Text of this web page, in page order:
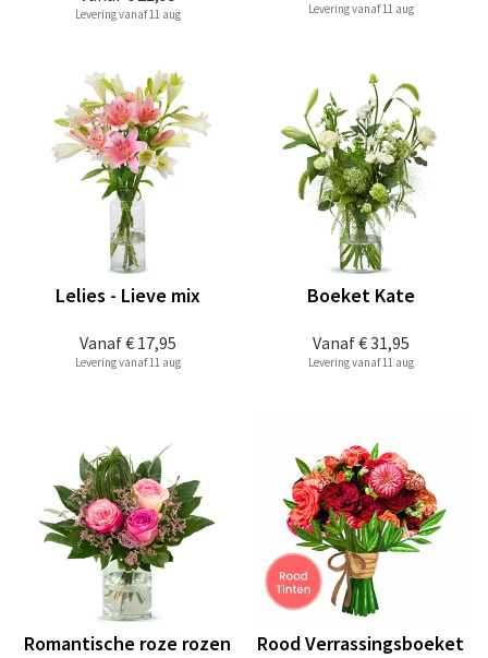
Levering vanaf 11 aug Levering vanaf 11 aug
Vanaf€ 17,95
Lelies - Lieve mix
Levering vanaf 11 aug
Vanaf€ 31,95
Boeket Kate
Levering vanaf 11 aug
Romantische roze rozen Rood Verrassingsboeket